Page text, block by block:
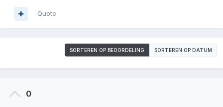
Quote
SORTEREN OP BEOORDELING SORTEREN OP DATUM
0